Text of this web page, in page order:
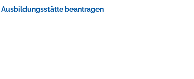
beantragen